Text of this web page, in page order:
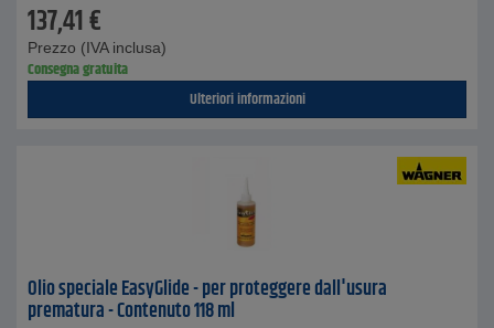
137,41€
Prezzo (IVA inclusa)
Consegna gratuita
Ulteriori informazioni
Olio speciale EasyGlide - per proteggere dall'usura
prematura - Contenuto 118 ml